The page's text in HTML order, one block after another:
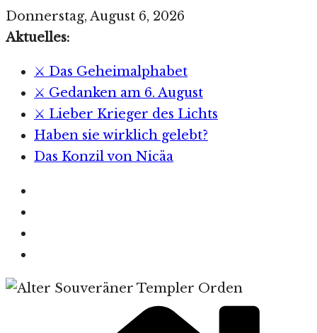
Zum
Inhalt
Donnerstag, August 6, 2026
Aktuelles:
⚔️ Das Geheimalphabet
⚔️ Gedanken am 6. August
⚔️ Lieber Krieger des Lichts
Haben sie wirklich gelebt?
Das Konzil von Nicäa